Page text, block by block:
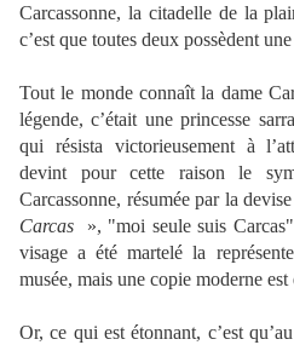
Carcassonne, la citadelle de la
c’est que toutes deux possèdent
Tout le monde connaît la dame
légende, c’était une princesse
qui résista victorieusement à
devint pour cette raison le
Carcassonne, résumée par la
Carcas », "moi seule suis
visage a été martelé la
musée, mais une copie moderne est
Or, ce qui est étonnant, c’est